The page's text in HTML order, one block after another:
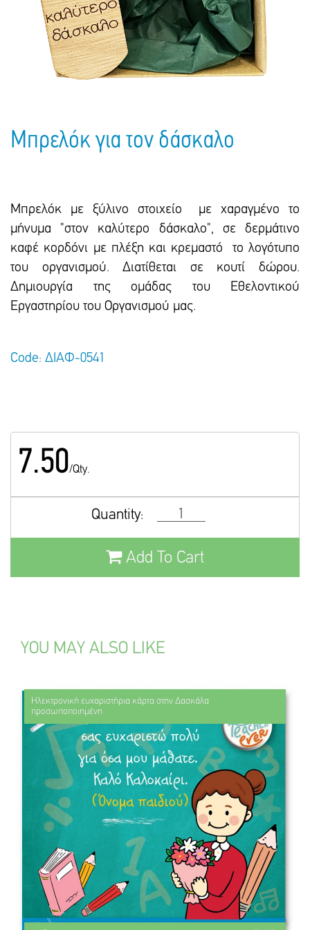
Πακέτα Δώρων
Σακούλες
Τσάντες - Ποδιές - Ομπρέλες
Βιβλία
Παιδικό Πάρτι
Παιδικά Είδη
Ημερολόγια - Ατζέντες
Γραφική Ύλη
Είδη Γραφείου
Μπρελόκ για τον δάσκαλο
Μπρελόκ με ξύλινο στοιχείο με χαραγμένο το
μήνυμα "στον καλύτερο δάσκαλο", σε δερμάτινο
καφέ κορδόνι με πλέξη και κρεμαστό το λογότυπο
του οργανισμού. Διατίθεται σε κουτί δώρου.
Δημιουργία της ομάδας του Εθελοντικού
Εργαστηρίου του Οργανισμού μας.
Code: ΔΙΑΦ-0541
7.50/Qty.
Quantity:
Add To Cart
YOU MAY ALSO LIKE
Ηλεκτρονική ευχαριστήρια κάρτα στην Δασκάλα
προσωποποιημένη